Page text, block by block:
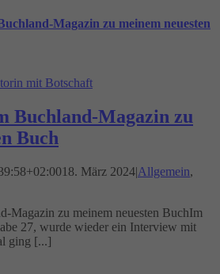
Magazin zu meinem neuesten
Buchland-Magazin zu
Buch
18. März 2024|Allgemein,
Magazin zu meinem neuesten BuchIm
27, wurde wieder ein Interview mit
ging [...]